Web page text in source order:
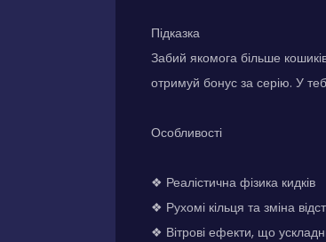
Підказка
Забий якомога більше
отримуй бонус за серію. У
Особливості
❖ Реалістична фізика кидків
❖ Рухомі кільця та зміна
❖ Вітрові ефекти, що